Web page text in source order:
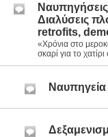
Διαλύσεις
retrofits,
«Χρόνια στο
σκαρί για το
Ναυπηγεία